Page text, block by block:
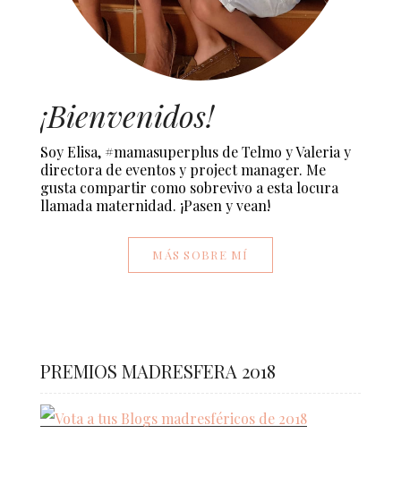
¡Bienvenidos!
Soy Elisa, #mamasuperplus de Telmo y Valeria y
directora de eventos y project manager. Me
gusta compartir como sobrevivo a esta locura
llamada maternidad. ¡Pasen y vean!
MÁS SOBRE MÍ
PREMIOS MADRESFERA 2018